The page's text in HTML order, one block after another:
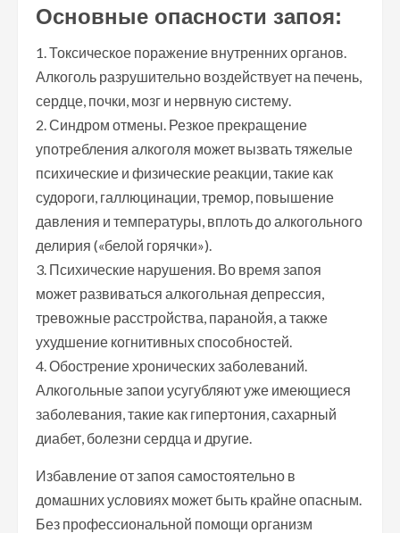
Основные опасности запоя:
1. Токсическое поражение внутренних органов.
Алкоголь разрушительно воздействует на печень,
сердце, почки, мозг и нервную систему.
2. Синдром отмены. Резкое прекращение
употребления алкоголя может вызвать тяжелые
психические и физические реакции, такие как
судороги, галлюцинации, тремор, повышение
давления и температуры, вплоть до алкогольного
делирия («белой горячки»).
3. Психические нарушения. Во время запоя
может развиваться алкогольная депрессия,
тревожные расстройства, паранойя, а также
ухудшение когнитивных способностей.
4. Обострение хронических заболеваний.
Алкогольные запои усугубляют уже имеющиеся
заболевания, такие как гипертония, сахарный
диабет, болезни сердца и другие.
Избавление от запоя самостоятельно в
домашних условиях может быть крайне опасным.
Без профессиональной помощи организм